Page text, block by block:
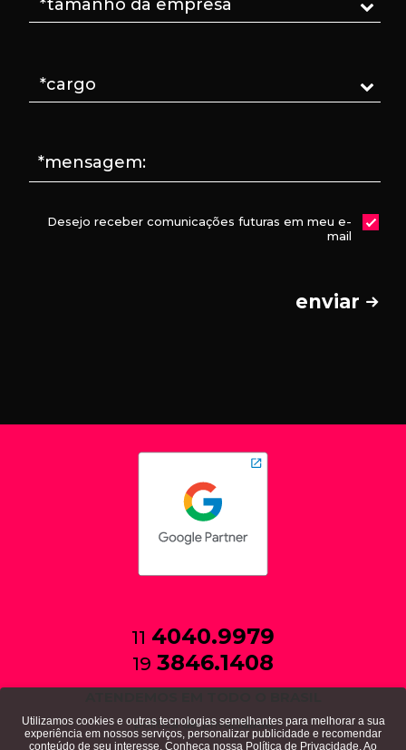
*mensagem:
Desejo receber comunicações futuras em meu e-
mail
enviar
11 4040.9979
19 3846.1408
política de privacidade
Utilizamos cookies e outras tecnologias semelhantes para melhorar a sua
experiência em nossos serviços, personalizar publicidade e recomendar
conteúdo de seu interesse. Conheça nossa Política de Privacidade. Ao